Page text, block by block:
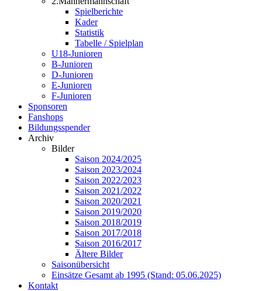
Spielberichte
Kader
Statistik
Tabelle / Spielplan
U18-Junioren
B-Junioren
D-Junioren
E-Junioren
F-Junioren
Sponsoren
Fanshops
Bildungsspender
Archiv
Bilder
Saison 2024/2025
Saison 2023/2024
Saison 2022/2023
Saison 2021/2022
Saison 2020/2021
Saison 2019/2020
Saison 2018/2019
Saison 2017/2018
Saison 2016/2017
Ältere Bilder
Saisonübersicht
Einsätze Gesamt ab 1995 (Stand: 05.06.2025)
Kontakt